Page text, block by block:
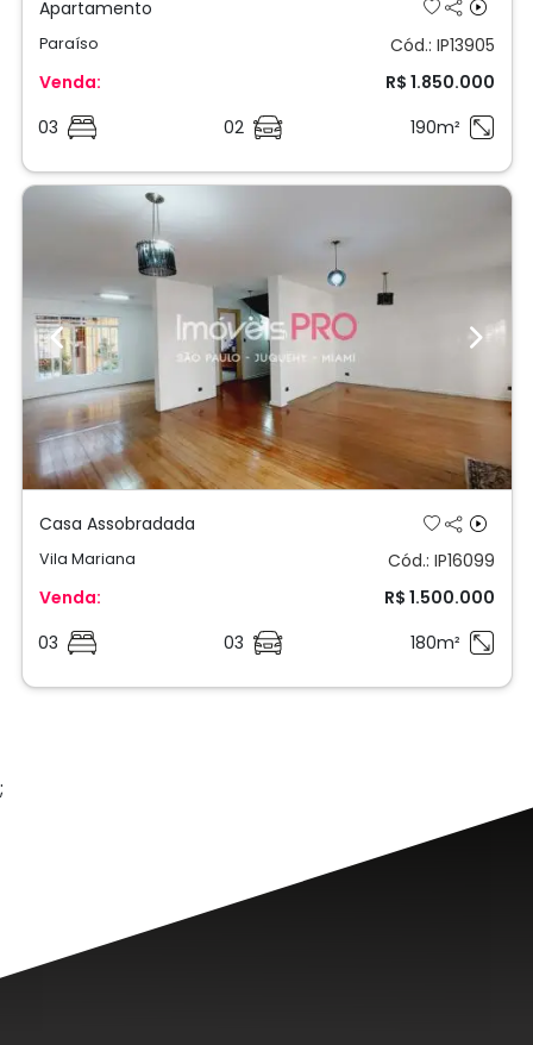
Apartamento
Paraíso
Cód.: IP13905
Venda:
R$ 1.850.000
03
02 190m²
Previous Next
Casa Assobradada
Vila Mariana
Cód.: IP16099
Venda:
R$ 1.500.000
03
03 180m²
;